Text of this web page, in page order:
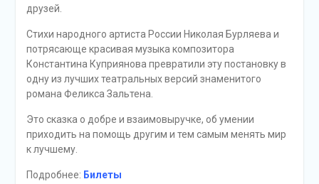
друзей.
Стихи народного артиста России Николая Бурляева и
потрясающе красивая музыка композитора
Константина Куприянова превратили эту постановку в
одну из лучших театральных версий знаменитого
романа Феликса Зальтена.
Это сказка о добре и взаимовыручке, об умении
приходить на помощь другим и тем самым менять мир
к лучшему.
Подробнее: Билеты